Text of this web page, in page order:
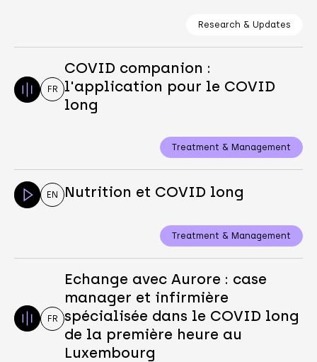
Research & Updates
FR
COVID companion :
l'application pour le COVID
long
Treatment & Management
EN Nutrition et COVID long
Treatment & Management
FR
Echange avec Aurore : case
manager et infirmière
spécialisée dans le COVID long
de la première heure au
Luxembourg